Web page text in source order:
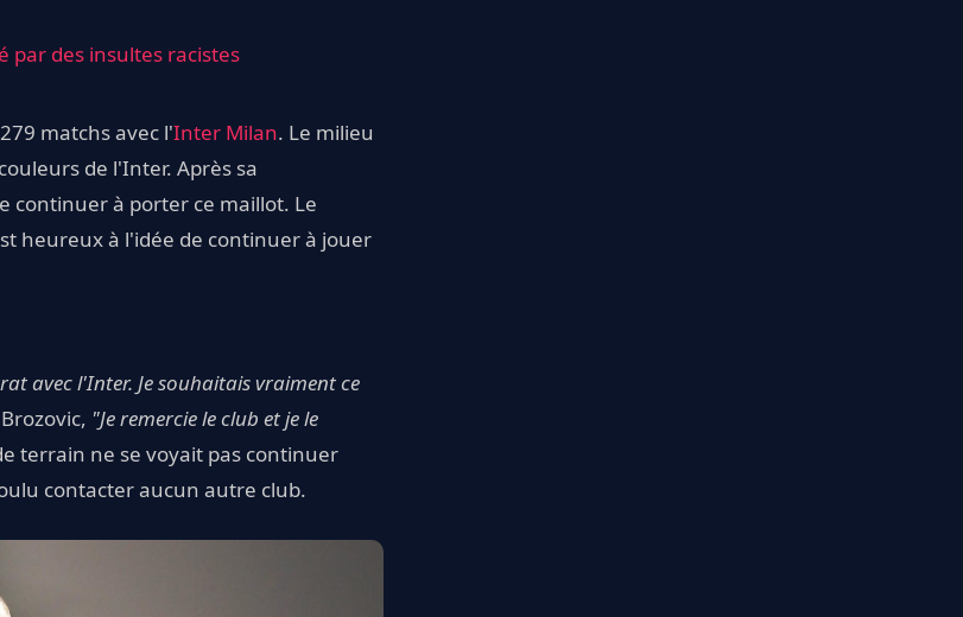
par des insultes racistes
matchs avec l'Inter Milan. Le milieu
de l'Inter. Après sa
continuer à porter ce maillot. Le
heureux à l'idée de continuer à jouer
avec l'Inter. Je souhaitais vraiment ce
"Je remercie le club et je le
terrain ne se voyait pas continuer
contacter aucun autre club.